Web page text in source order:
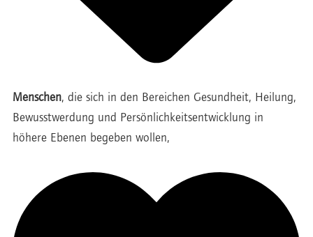
Menschen, die sich in den Bereichen Gesundheit, Heilung,
Bewusstwerdung und Persönlichkeitsentwicklung in
höhere Ebenen begeben wollen,